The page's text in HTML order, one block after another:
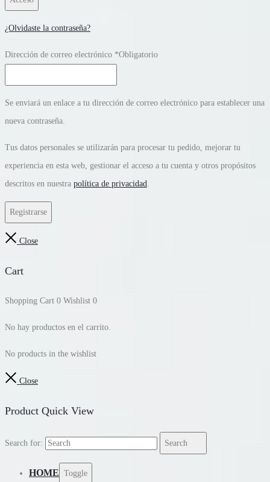
¿Olvidaste la contraseña?
Dirección de correo electrónico *Obligatorio
Se enviará un enlace a tu dirección de correo electrónico para establecer una
nueva contraseña.
Tus datos personales se utilizarán para procesar tu pedido, mejorar tu
experiencia en esta web, gestionar el acceso a tu cuenta y otros propósitos
descritos en nuestra política de privacidad.
Registrarse
Close
Cart
Shopping Cart 0 Wishlist 0
No hay productos en el carrito.
No products in the wishlist
Close
Product Quick View
Search for: Search
HOME Toggle